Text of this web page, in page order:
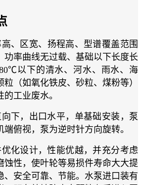
、区宽、扬程高、型谱覆盖范围
功率曲线无过载、基础以下长度长
以下的清水、河水、雨水、海
（如氧化铁皮、砂粒、煤粉等）
工业废水。
下，出口水平，单基础安装，泵
俯视，泵为逆时针方向旋转。
化设计，性能优越，并充分考虑
蚀性，使叶轮等易损件寿命大大提
、安全可靠、节能。水泵进口装有